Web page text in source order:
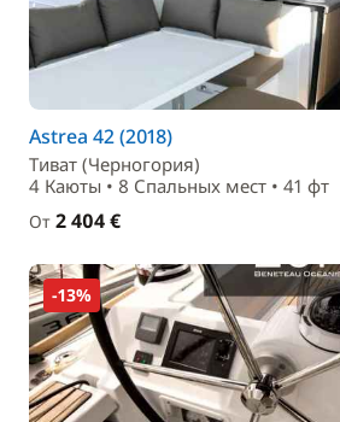
Astrea 42 (2018)
Тиват (Черногория)
4 Каюты • 8 Спальныx мест • 41 фт
От 2 404 €
-13%